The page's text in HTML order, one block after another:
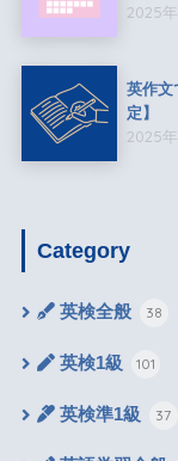
2025
英作文
定】
2025
Category
英検全般 38
英検1級 101
英検準1級 37